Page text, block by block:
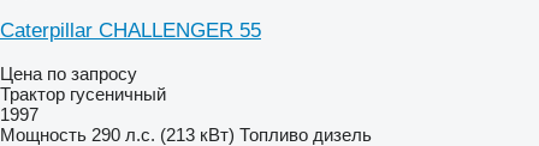
Caterpillar CHALLENGER 55
Цена по запросу
Трактор гусеничный
1997
Мощность 290 л.с. (213 кВт) Топливо дизель